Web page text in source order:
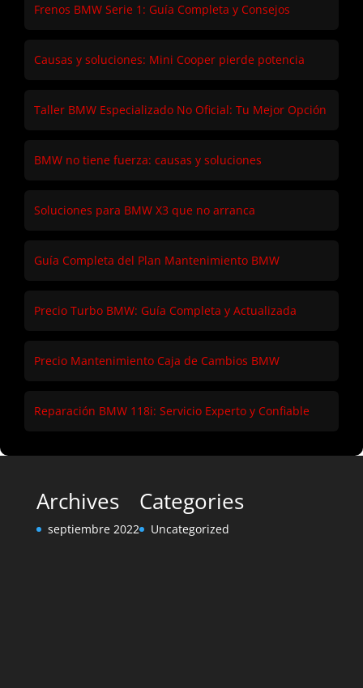
Frenos BMW Serie 1: Guía Completa y Consejos
Causas y soluciones: Mini Cooper pierde potencia
Taller BMW Especializado No Oficial: Tu Mejor Opción
BMW no tiene fuerza: causas y soluciones
Soluciones para BMW X3 que no arranca
Guía Completa del Plan Mantenimiento BMW
Precio Turbo BMW: Guía Completa y Actualizada
Precio Mantenimiento Caja de Cambios BMW
Reparación BMW 118i: Servicio Experto y Confiable
Archives
septiembre 2022
Categories
Uncategorized